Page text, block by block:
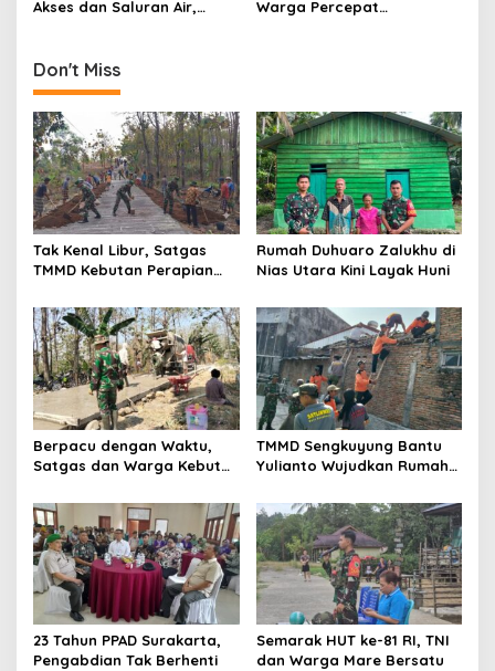
n
Akses dan Saluran Air,
Warga Percepat
Don't Miss
Tak Kenal Libur, Satgas
TMMD Kebutan Perapian
Warga
Rumah Duhuaro Zalukhu di
Nias Utara Kini Layak Huni
Berpacu dengan Waktu,
Satgas dan Warga Kebut
Boyolali
TMMD Sengkuyung Bantu
Yulianto Wujudkan Rumah
23 Tahun PPAD Surakarta,
Pengabdian Tak Berhenti
Semarak HUT ke-81 RI, TNI
dan Warga Mare Bersatu